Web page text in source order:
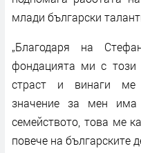
млади български
„Благодаря на
фондацията ми с
страст и винаги ме
значение за мен има
семейството, това ме
повече на българските